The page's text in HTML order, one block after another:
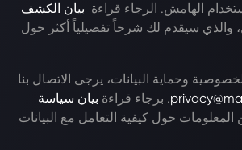
الهامش. الرجاء قراءة بيان الكشف
والذي سيقدم لك شرحاً تفصيلياً أكثر حول
وحماية البيانات، يرجى الاتصال بنا
. برجاء قراءة بيان سياسة
المعلومات حول كيفية التعامل مع البيانات